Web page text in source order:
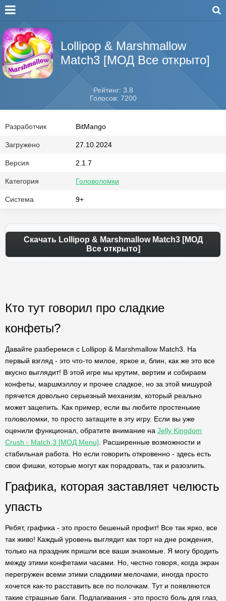
Lollipop & Marshmallow
Match3 [МОД Все открыто]
Рейтинг: 3.8
Голосов: 7200
Разработчик BitMango
Загружено 27.10.2024
Версия 2.1.7
Категория Головоломки
Система 9+
Скачать Lollipop & Marshmallow Match3 [МОД
Все открыто]
Кто тут говорил про сладкие
конфеты?
Давайте разберемся с Lollipop & Marshmallow Match3. На
первый взгляд - это что-то милое, яркое и, блин, как же это все
вкусно выглядит! В этой игре мы крутим, вертим и собираем
конфеты, маршмэллоу и прочее сладкое, но за этой мишурой
прячется довольно серьезный механизм, который реально
может зацепить. Как пример, если вы любите простенькие
головоломки, то просто затащите в эту игру. Если вы уже
оценили функционал, обратите внимание на Jelly Kingdom
Crush - Match 3 [МОД Menu] . Расширенные возможности и
стабильная работа. Но если говорить откровенно - здесь есть
свои фишки, которые могут как порадовать, так и разозлить.
Графика, которая заставляет челюсть
упасть
Ребят, графика - это просто бешеный профит! Все так ярко, все
так живо! Каждый уровень выглядит как торт на дне рождения,
только на праздник пришли все ваши знакомые. Я могу бродить
между этими конфетами часами. Но, честно говоря, когда экран
перегружен всеми этими сладкими мелочами, иногда просто
хочется как-то расставить все по полочкам. Тут и появляются
такие страшные баги. Подлагивания - это просто боль для глаз,